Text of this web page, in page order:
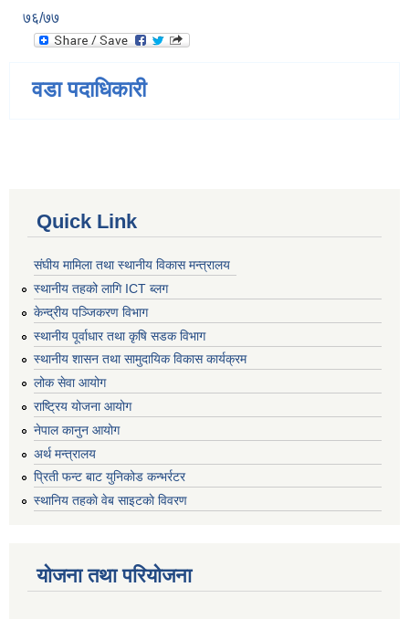
७६/७७
वडा पदाधिकारी
Quick Link
संघीय मामिला तथा स्थानीय विकास मन्त्रालय
स्थानीय तहको लागि ICT ब्लग
केन्द्रीय पञ्जिकरण विभाग
स्थानीय पूर्वाधार तथा कृषि सडक विभाग
स्थानीय शासन तथा सामुदायिक विकास कार्यक्रम
लोक सेवा आयोग
राष्ट्रिय योजना आयोग
नेपाल कानुन आयोग
अर्थ मन्त्रालय
प्रिती फन्ट बाट युनिकोड कन्भर्रटर
स्थानिय तहकाे वेब साइटकाे विवरण
योजना तथा परियोजना